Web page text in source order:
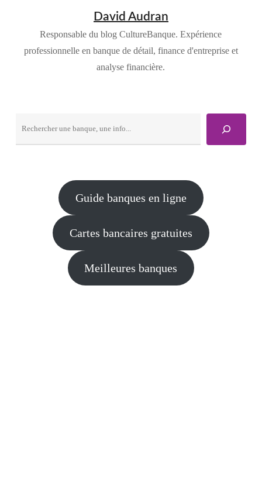
David Audran
Responsable du blog CultureBanque. Expérience
professionnelle en banque de détail, finance d'entreprise et
analyse financière.
Guide banques en ligne
Cartes bancaires gratuites
Meilleures banques